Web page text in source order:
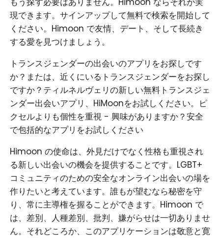
現できます。サインアップして無料で検索を開始して
ください。Himoon で友情、デート、そして長続き
する愛を見つけましょう。
トランスジェンダーの出会いのアプリをお探しです
か？または、近くにいるトランスジェンダーをお探し
ですか？ティルネルヴェリの新しい無料トランスジェ
ンダー出会いアプリ、HiMoonをお試しください。ピ
クセルよりも個性を重視 - 興味がありますか？安全
で包括的なアプリをお試しください
Himoon の使命は、外見だけでなく性格も重視され
る新しい出会いの機会を提供することです。LGBT+
コミュニティのための安全なオンライン出会いの場を
作りたいと考えています。誰もが望むなら秘密を守
り、常に主導権を握ることができます。Himoon で
は、差別、人種差別、批判、嫌がらせは一切ありませ
ん。それどころか、このアプリケーションは敬意と寛